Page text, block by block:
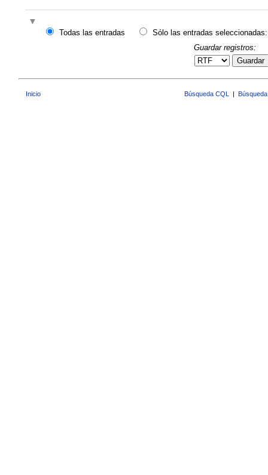
Todas las entradas
Sólo las entradas seleccionadas:
Guardar registros:
Guardar
Inicio Búsqueda CQL